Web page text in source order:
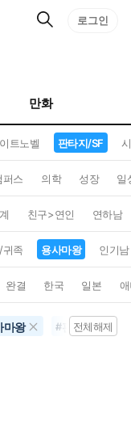
검
로그인
만화
트노벨 판타지/SF
퍼스 의학 성장 일
친구>연인 연하남
귀족 용사마왕 인기남
완결 한국 일본
마왕 #판타지/SF
전체해제